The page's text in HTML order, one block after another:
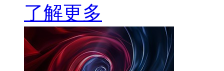
了解更多